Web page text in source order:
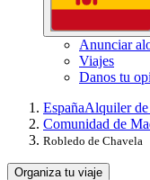
Anunciar
Viajes
Danos tu
EspañaAlquiler de
Comunidad de
Robledo de Chavela
Organiza tu viaje